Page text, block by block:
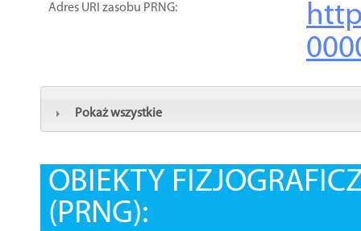
Adres URI zasobu PRNG:
Pokaż wszystkie
OBIEKTY
(PRNG):